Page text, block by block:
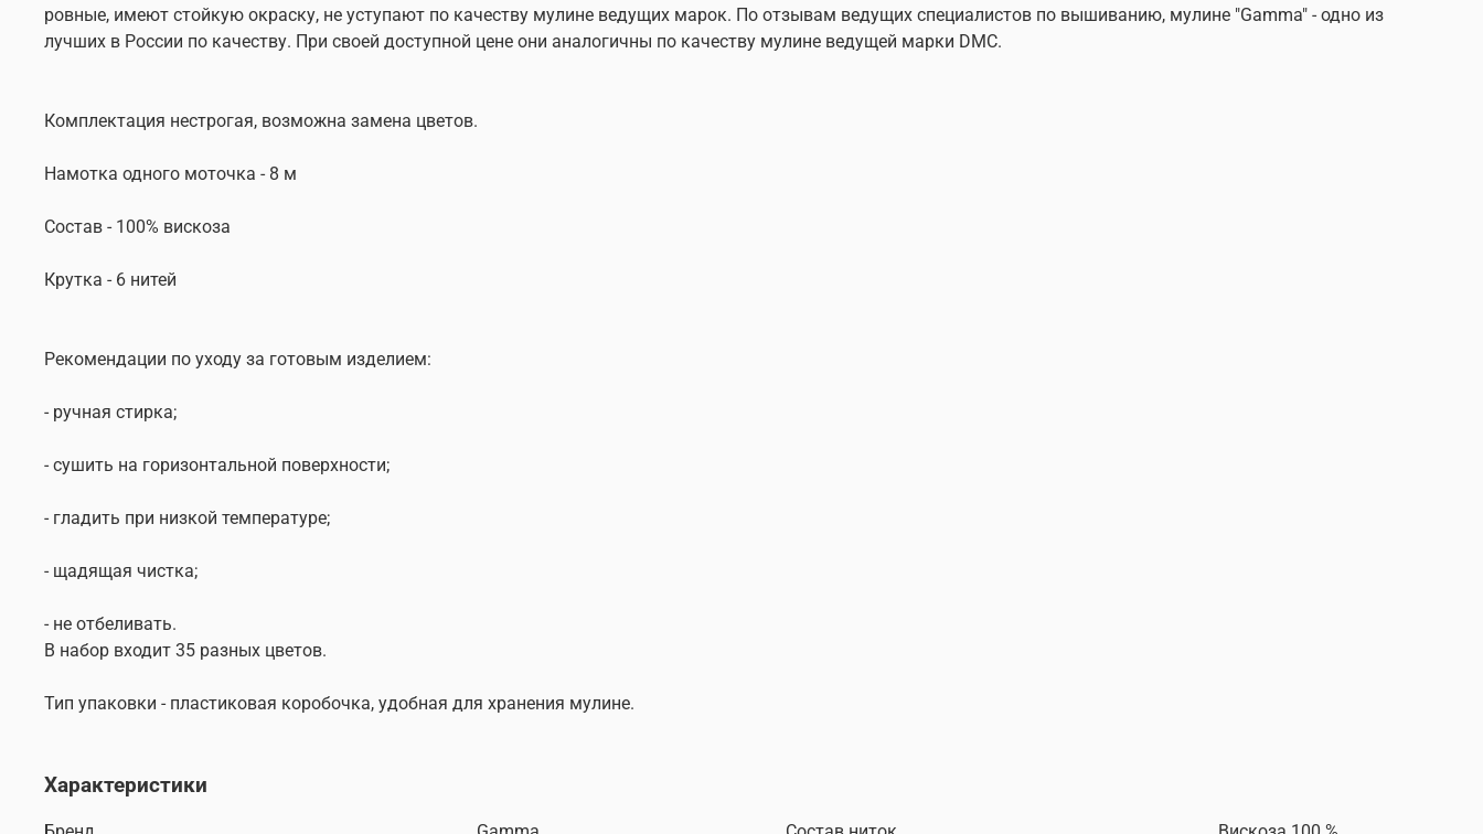
ровные, имеют стойкую окраску, не уступают по качеству мулине ведущих марок. По отзывам ведущих специалистов по вышиванию, мулине "Gamma" - одно из
лучших в России по качеству. При своей доступной цене они аналогичны по качеству мулине ведущей марки DMC.
Комплектация нестрогая, возможна замена цветов.
Намотка одного моточка - 8 м
Состав - 100% вискоза
Крутка - 6 нитей
Рекомендации по уходу за готовым изделием:
- ручная стирка;
- сушить на горизонтальной поверхности;
- гладить при низкой температуре;
- щадящая чистка;
- не отбеливать.
В набор входит 35 разных цветов.
Тип упаковки - пластиковая коробочка, удобная для хранения мулине.
Характеристики